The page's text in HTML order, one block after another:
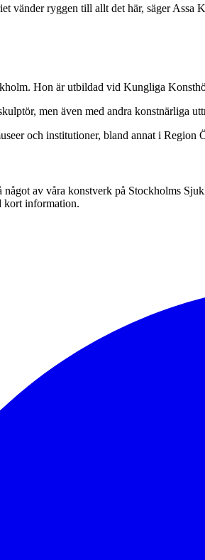
vänder ryggen till allt det här, säger Assa
Hon är utbildad vid Kungliga
men även med andra konstnärliga
och institutioner, bland annat i Region
av våra konstverk på Stockholms
kort information.